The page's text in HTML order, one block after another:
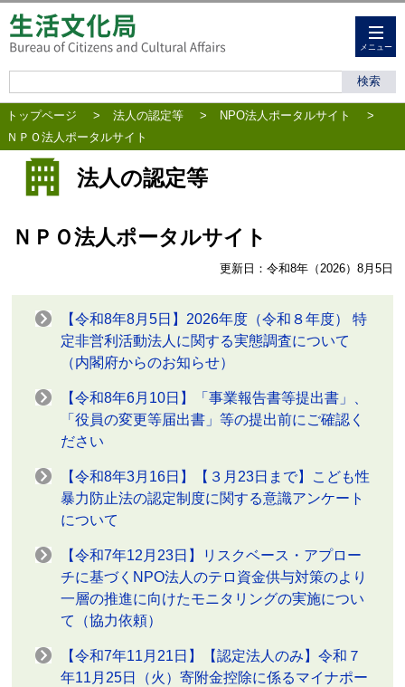
メニュー
トップページ > 法人の認定等 > NPO法人ポータルサイト
>
ＮＰＯ法人ポータルサイト
法人の認定等
ＮＰＯ法人ポータルサイト
更新日：令和8年（2026）8月5日
【令和8年8月5日】2026年度（令和８年度） 特
定非営利活動法人に関する実態調査について
（内閣府からのお知らせ）
【令和8年6月10日】「事業報告書等提出書」、
「役員の変更等届出書」等の提出前にご確認く
ださい
【令和8年3月16日】【３月23日まで】こども性
暴力防止法の認定制度に関する意識アンケート
について
【令和7年12月23日】リスクベース・アプロー
チに基づくNPO法人のテロ資金供与対策のより
一層の推進に向けたモニタリングの実施につい
て（協力依頼）
【令和7年11月21日】【認定法人のみ】令和７
年11月25日（火）寄附金控除に係るマイナポー